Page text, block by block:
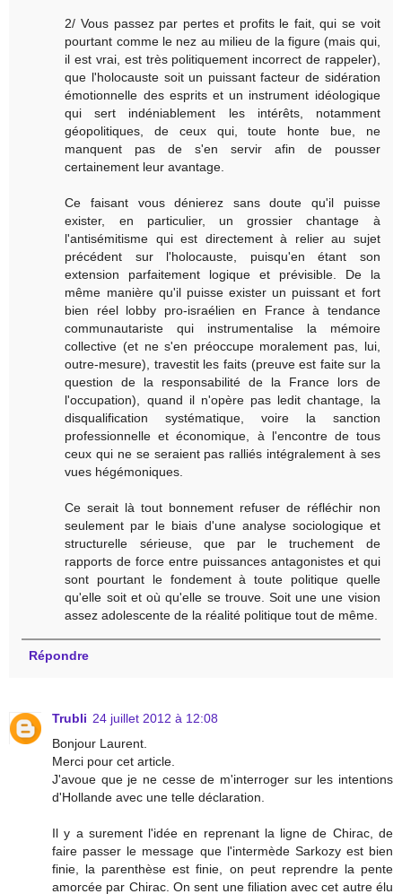
2/ Vous passez par pertes et profits le fait, qui se voit
pourtant comme le nez au milieu de la figure (mais qui,
il est vrai, est très politiquement incorrect de rappeler),
que l'holocauste soit un puissant facteur de sidération
émotionnelle des esprits et un instrument idéologique
qui sert indéniablement les intérêts, notamment
géopolitiques, de ceux qui, toute honte bue, ne
manquent pas de s'en servir afin de pousser
certainement leur avantage.
Ce faisant vous dénierez sans doute qu'il puisse
exister, en particulier, un grossier chantage à
l'antisémitisme qui est directement à relier au sujet
précédent sur l'holocauste, puisqu'en étant son
extension parfaitement logique et prévisible. De la
même manière qu'il puisse exister un puissant et fort
bien réel lobby pro-israélien en France à tendance
communautariste qui instrumentalise la mémoire
collective (et ne s'en préoccupe moralement pas, lui,
outre-mesure), travestit les faits (preuve est faite sur la
question de la responsabilité de la France lors de
l'occupation), quand il n'opère pas ledit chantage, la
disqualification systématique, voire la sanction
professionnelle et économique, à l'encontre de tous
ceux qui ne se seraient pas ralliés intégralement à ses
vues hégémoniques.
Ce serait là tout bonnement refuser de réfléchir non
seulement par le biais d'une analyse sociologique et
structurelle sérieuse, que par le truchement de
rapports de force entre puissances antagonistes et qui
sont pourtant le fondement à toute politique quelle
qu'elle soit et où qu'elle se trouve. Soit une une vision
assez adolescente de la réalité politique tout de même.
Répondre
Trubli 24 juillet 2012 à 12:08
Bonjour Laurent.
Merci pour cet article.
J'avoue que je ne cesse de m'interroger sur les intentions
d'Hollande avec une telle déclaration.
Il y a surement l'idée en reprenant la ligne de Chirac, de
faire passer le message que l'intermède Sarkozy est bien
finie, la parenthèse est finie, on peut reprendre la pente
amorcée par Chirac. On sent une filiation avec cet autre élu